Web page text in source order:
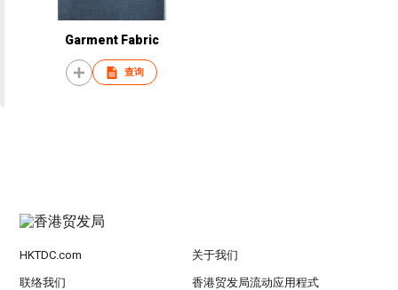
Garment Fabric
查询
HKTDC.com 关于我们
联络我们 香港贸发局流动应用程式